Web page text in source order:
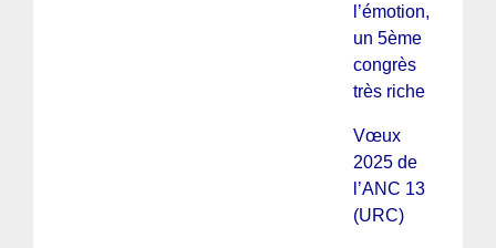
l’émotion,
un 5ème
congrès
très riche
Vœux
2025 de
l’ANC 13
(URC)